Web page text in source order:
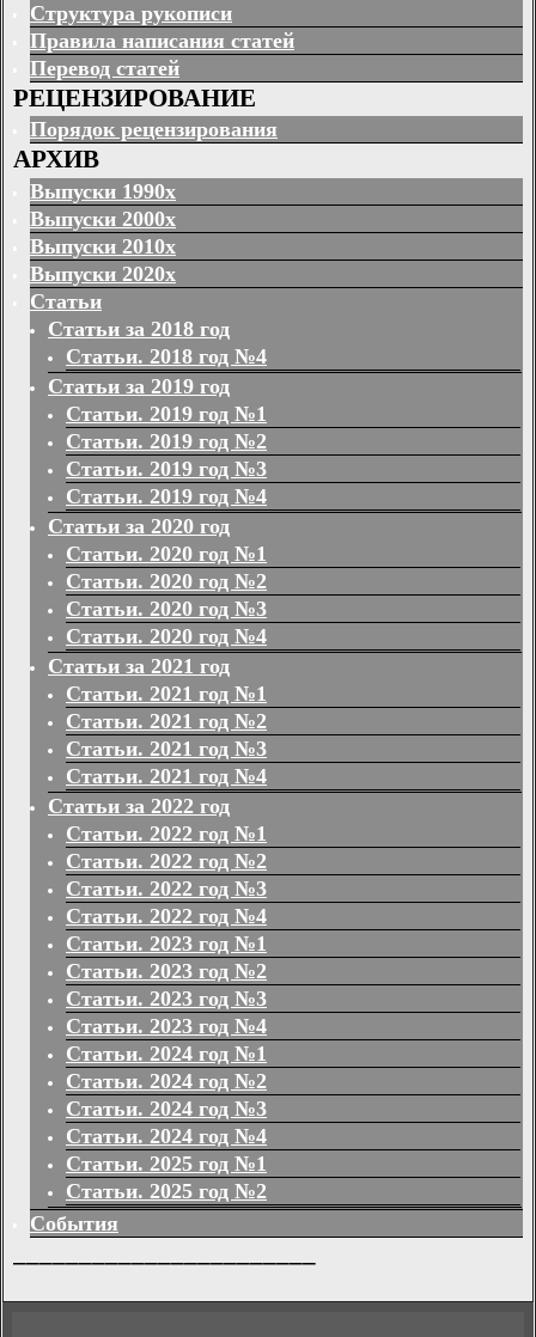
Структура рукописи
Правила написания статей
Перевод статей
РЕЦЕНЗИРОВАНИЕ
Порядок рецензирования
АРХИВ
Выпуски 1990х
Выпуски 2000х
Выпуски 2010х
Выпуски 2020х
Статьи
Статьи за 2018 год
Статьи. 2018 год №4
Статьи за 2019 год
Статьи. 2019 год №1
Статьи. 2019 год №2
Статьи. 2019 год №3
Статьи. 2019 год №4
Статьи за 2020 год
Статьи. 2020 год №1
Статьи. 2020 год №2
Статьи. 2020 год №3
Статьи. 2020 год №4
Статьи за 2021 год
Статьи. 2021 год №1
Статьи. 2021 год №2
Статьи. 2021 год №3
Статьи. 2021 год №4
Статьи за 2022 год
Статьи. 2022 год №1
Статьи. 2022 год №2
Статьи. 2022 год №3
Статьи. 2022 год №4
Статьи. 2023 год №1
Статьи. 2023 год №2
Статьи. 2023 год №3
Статьи. 2023 год №4
Статьи. 2024 год №1
Статьи. 2024 год №2
Статьи. 2024 год №3
Статьи. 2024 год №4
Статьи. 2025 год №1
Статьи. 2025 год №2
События